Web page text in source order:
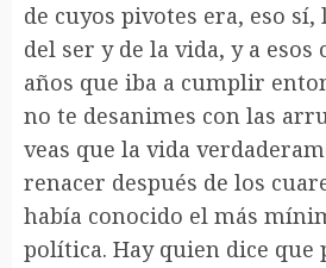
de cuyos pivotes era, eso
del ser y de la vida, y a
años que iba a cumplir
no te desanimes con las
veas que la vida
renacer después de los
había conocido el más
política. Hay quien dice que